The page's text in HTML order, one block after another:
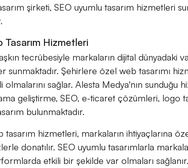
şirketi, SEO uyumlu tasarım hizmetleri
Hizmetleri
tecrübesiyle markaların dijital dünyadaki
Şehirlere özel web tasarımı
sağlar. Alesta Medya'nın sunduğu
geliştirme, SEO, e-ticaret çözümleri, logo
bulunmaktadır.
tasarım hizmetleri, markaların ihtiyaçlarına
donatılır. SEO uyumlu tasarımlarla
etkili bir şekilde var olmaları